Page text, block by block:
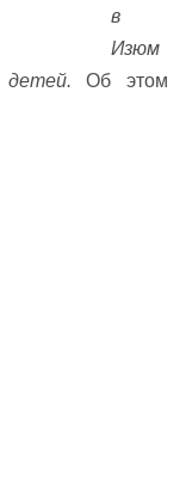
в
Изюм
детей.Об этом